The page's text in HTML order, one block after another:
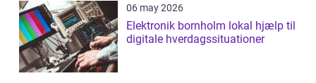
06 may 2026
Elektronik bornholm lokal hjælp til
digitale hverdagssituationer